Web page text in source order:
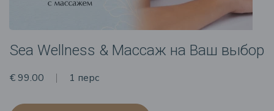
Sea Wellness & Массаж на Ваш выбор
€ 99.00 1 перс